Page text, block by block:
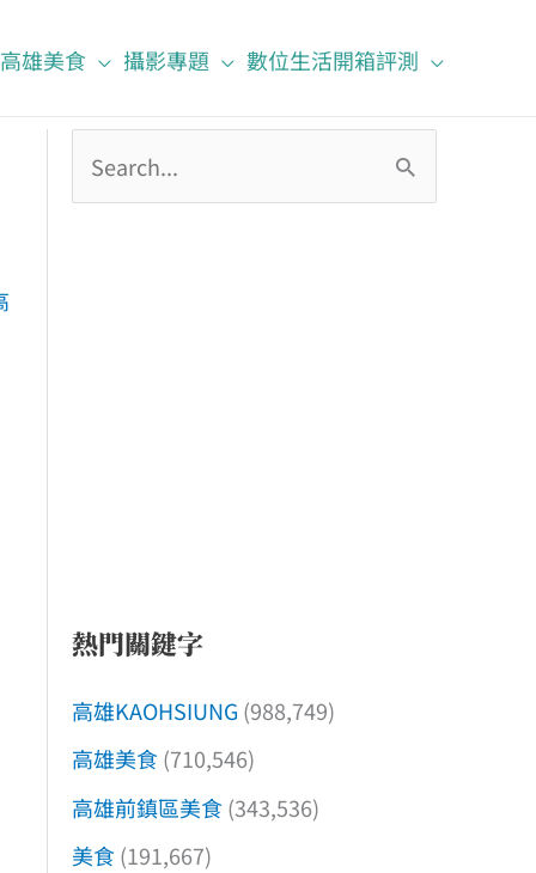
高雄美食 攝影專題 數位生活開箱評測
熱門關鍵字
高雄KAOHSIUNG (988,749)
高雄美食 (710,546)
高雄前鎮區美食 (343,536)
美食 (191,667)